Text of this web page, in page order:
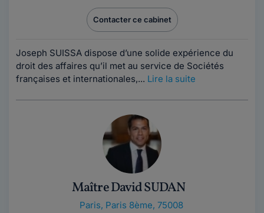
Contacter ce cabinet
Joseph SUISSA dispose d’une solide expérience du
droit des affaires qu’il met au service de Sociétés
françaises et internationales,... Lire la suite
Maître David SUDAN
Paris, Paris 8ème, 75008